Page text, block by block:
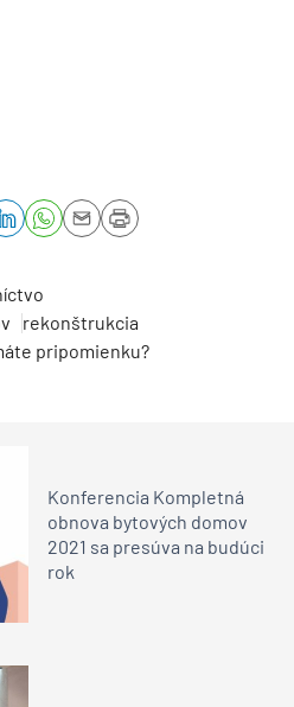
rekonštrukcia
pripomienku?
Konferencia Kompletná
obnova bytových domov
2021 sa presúva na budúci
rok